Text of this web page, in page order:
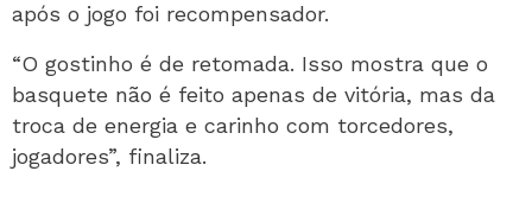
após o jogo foi recompensador.
“O gostinho é de retomada. Isso mostra que o
basquete não é feito apenas de vitória, mas da
troca de energia e carinho com torcedores,
jogadores”, finaliza.